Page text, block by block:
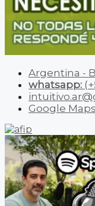
Argentina -
whatsapp:
Google Maps